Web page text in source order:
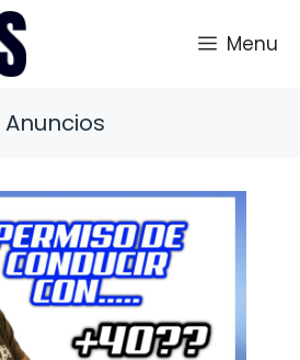
Menu
Anuncios